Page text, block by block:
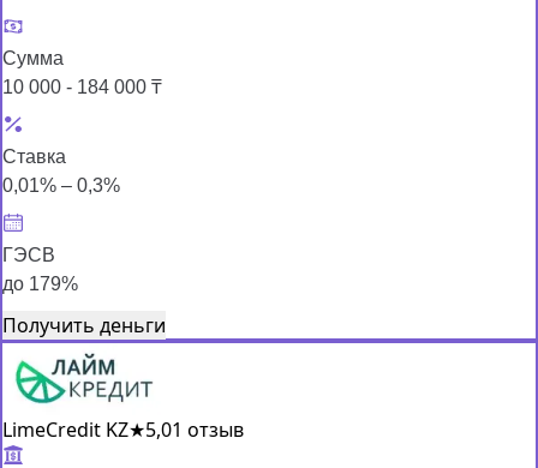
Сумма
10 000 - 184 000 ₸
Ставка
0,01% – 0,3%
ГЭСВ
до 179%
Получить деньги
LimeCredit KZ★5,01 отзыв